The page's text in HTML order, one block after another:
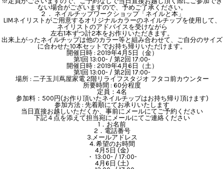
ない場合がございますので、予めご了承ください。
２． ネイルチップワークショップ「ネイルと本」
LIMネイリストがご用意するオリジナルカラーのネイルチップを使用して、
ネイリストのアドバイスを受けながら
左右1本ずつ計2本をお作りいただきます。
出来上がったネイルチップは他のカラー等と組み合わせて、ご自分のサイズ
に合わせた10本セットでお持ち帰りいただけます。
開催日時 : 2019年4月5日（金）
第1回 13:00- / 第2回 17:00-
開催日時 : 2019年4月6日（土）
第1回 13:00- / 第2回 17:00-
場所 : 二子玉川蔦屋家電 2階リライフスタジオ フタコ前カウンター
所要時間 : 60分程度
定員：4名
参加料：500円(お作り頂いたネイルチップはお持ち帰り頂けます)
参加方法 : 先着順にてお承りいたします
当日直接お越しいただくか、事前にメールにてご予約ください
下記４点を添えて担当宛にメールにてご連絡ください
1．お名前
2．電話番号
3.メールアドレス
4. 希望のお時間
4月5日 (金)
・ 13:00- / 17:00-
4月6日 (土)